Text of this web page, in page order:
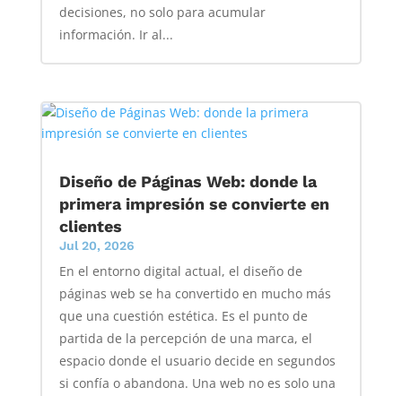
decisiones, no solo para acumular
información. Ir al...
Diseño de Páginas Web: donde la
primera impresión se convierte en
clientes
Jul 20, 2026
En el entorno digital actual, el diseño de
páginas web se ha convertido en mucho más
que una cuestión estética. Es el punto de
partida de la percepción de una marca, el
espacio donde el usuario decide en segundos
si confía o abandona. Una web no es solo una